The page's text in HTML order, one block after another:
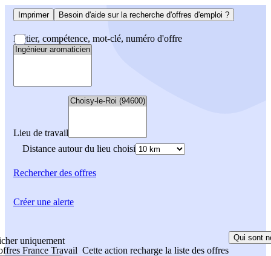
Imprimer Besoin d'aide sur la recherche d'offres d'emploi ?
Métier, compétence, mot-clé, numéro d'offre
Lieu de travail
Distance autour du lieu choisi
Rechercherdes offres
uniquement
France Travail Cette action recharge la liste des offres
Qui sont
Créer une alerte